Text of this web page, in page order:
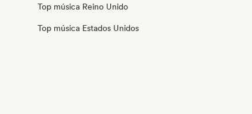
Top música Reino Unido
Top música Estados Unidos